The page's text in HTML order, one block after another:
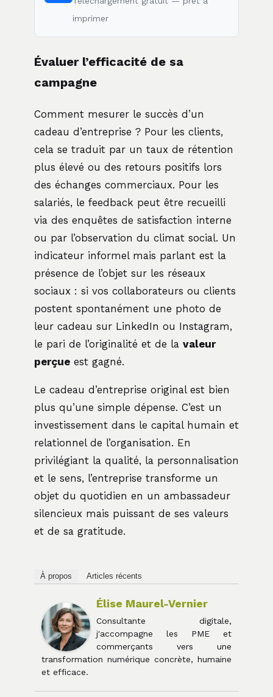
imprimer
Évaluer l’efficacité de sa
campagne
Comment mesurer le succès d’un
cadeau d’entreprise ? Pour les clients,
cela se traduit par un taux de rétention
plus élevé ou des retours positifs lors
des échanges commerciaux. Pour les
salariés, le feedback peut être recueilli
via des enquêtes de satisfaction interne
ou par l’observation du climat social. Un
indicateur informel mais parlant est la
présence de l’objet sur les réseaux
sociaux : si vos collaborateurs ou clients
postent spontanément une photo de
leur cadeau sur LinkedIn ou Instagram,
le pari de l’originalité et de la valeur
perçue est gagné.
Le cadeau d’entreprise original est bien
plus qu’une simple dépense. C’est un
investissement dans le capital humain et
relationnel de l’organisation. En
privilégiant la qualité, la personnalisation
et le sens, l’entreprise transforme un
objet du quotidien en un ambassadeur
silencieux mais puissant de ses valeurs
et de sa gratitude.
À propos Articles récents
Élise Maurel-Vernier
Consultante digitale,
j'accompagne les PME et
commerçants vers une
transformation numérique concrète, humaine
et efficace.